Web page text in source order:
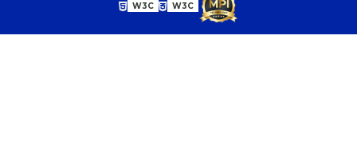
W3C W3C